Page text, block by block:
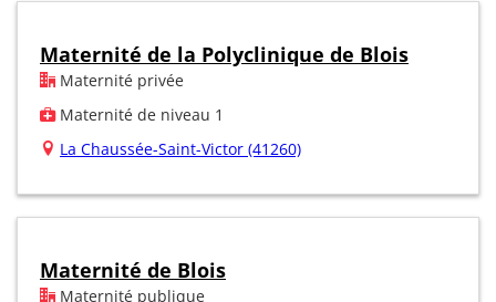
Maternité de la Polyclinique de Blois
Maternité privée
Maternité de niveau 1
La Chaussée-Saint-Victor (41260)
Maternité de Blois
Maternité publique